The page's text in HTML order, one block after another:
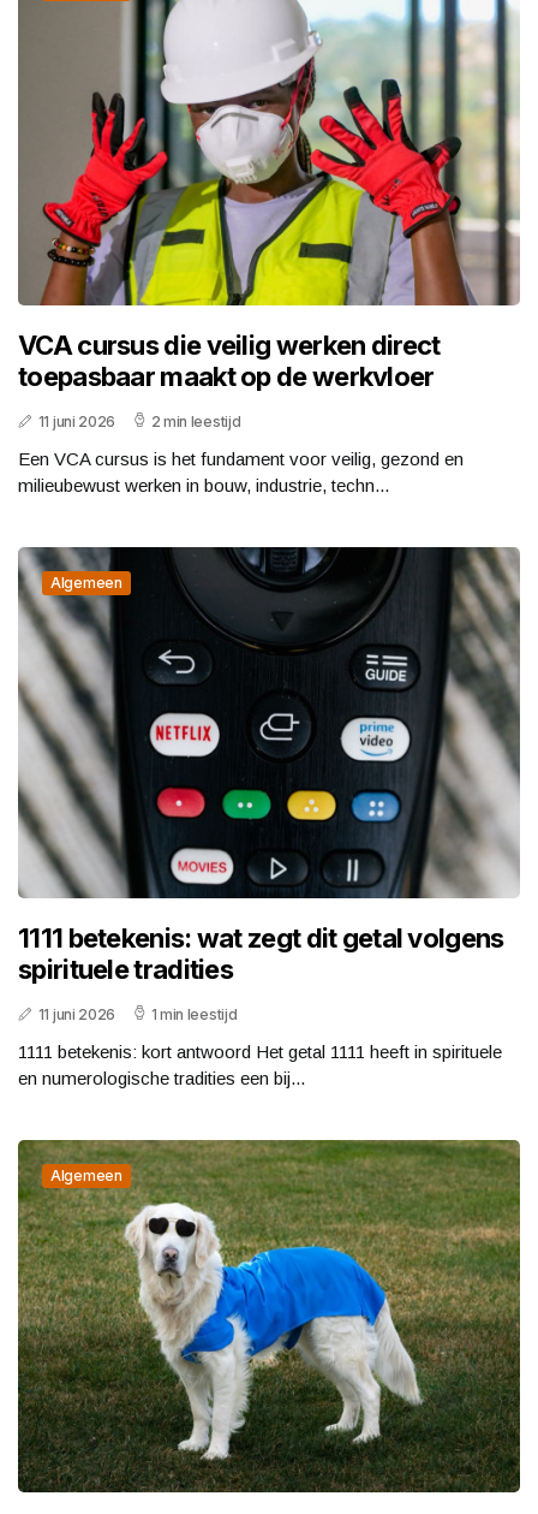
VCA cursus die veilig werken direct
toepasbaar maakt op de werkvloer
11 juni 2026 2 min leestijd
Een VCA cursus is het fundament voor veilig, gezond en
milieubewust werken in bouw, industrie, techn...
Algemeen
1111 betekenis: wat zegt dit getal volgens
spirituele tradities
11 juni 2026 1 min leestijd
1111 betekenis: kort antwoord Het getal 1111 heeft in spirituele
en numerologische tradities een bij...
Algemeen